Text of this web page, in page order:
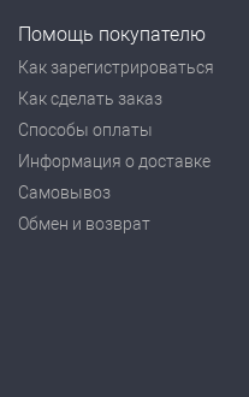
Помощь покупателю
Как зарегистрироваться
Как сделать заказ
Способы оплаты
Информация о доставке
Самовывоз
Обмен и возврат